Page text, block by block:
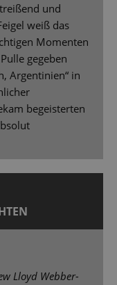
und
weiß das
Momenten
gegeben
Argentinien“ in
begeisterten
Lloyd Webber-